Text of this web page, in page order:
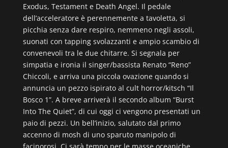
Exodus, Testament e Death Angel. Il pedale
dell’acceleratore è perennemente a tavoletta, si
picchia senza dare respiro, nemmeno negli assoli,
suonati con tapping svolazzanti e ampio scambio di
convenevoli tra le due chitarre. Si segnala per
simpatia e ironia il singer/bassista Renato “Reno”
Chiccoli, e arriva una piccola ovazione quando si
annuncia un pezzo ispirato al cult horror/kitsch “Il
Bosco 1”. A breve arriverà il secondo album “Burst
Into The Quiet”, di cui oggi ci vengono presentati un
paio di pezzi. Un bell’inizio, salutato dal primo
accenno di mosh di uno sparuto manipolo di